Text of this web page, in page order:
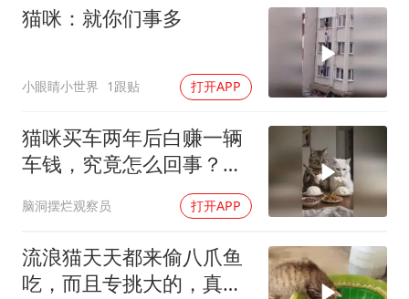
夯实基础开新局
猫咪：就你们事多
小眼睛小世界 1跟贴 打开APP
猫咪买车两年后白赚一辆
车钱，究竟怎么回事？看
脑洞摆烂观察员 打开APP
流浪猫天天都来偷八爪鱼
吃，而且专挑大的，真是